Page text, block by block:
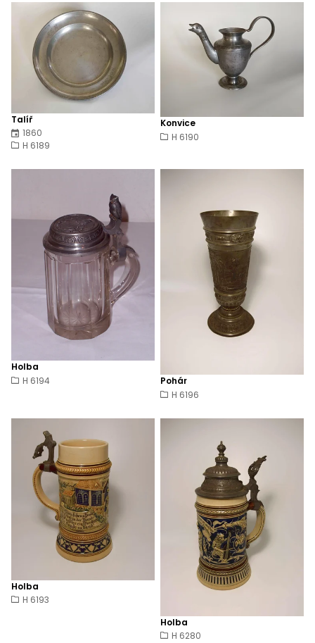
Talíř
1860
H 6189
Konvice
H 6190
Holba
H 6194
Pohár
H 6196
Holba
H 6193
Holba
H 6280